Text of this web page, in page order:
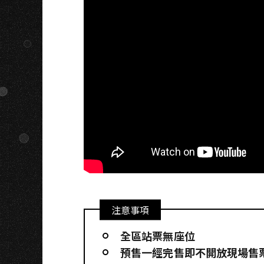
注意事項
全區站票無座位
預售一經完售即不開放現場售